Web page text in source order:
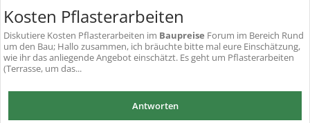
Kosten Pflasterarbeiten
Diskutiere Kosten Pflasterarbeiten im Baupreise Forum im Bereich Rund
um den Bau; Hallo zusammen, ich bräuchte bitte mal eure Einschätzung,
wie ihr das anliegende Angebot einschätzt. Es geht um Pflasterarbeiten
(Terrasse, um das...
Antworten